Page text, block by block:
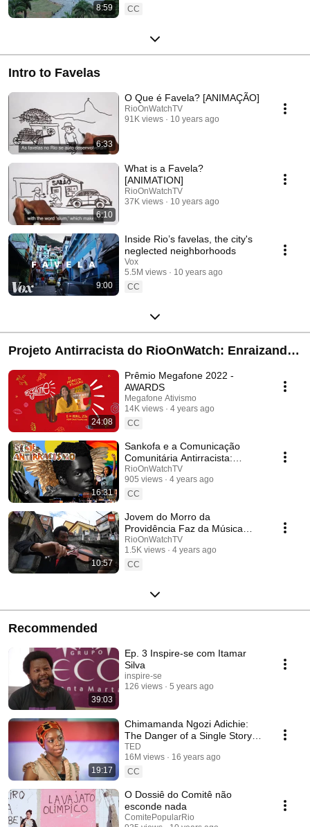
8:59
CC
Intro to Favelas
6:33
O Que é Favela? [ANIMAÇÃO]
RioOnWatchTV
91K views
10 years ago
6:10
What is a Favela?
[ANIMATION]
RioOnWatchTV
37K views
10 years ago
9:00
Inside Rio’s favelas, the city's
neglected neighborhoods
Vox
5.5M views
10 years ago
CC
Projeto Antirracista do RioOnWatch: Enraizando
o Antirracismo nas Favelas
24:08
Prêmio Megafone 2022 -
AWARDS
Megafone Ativismo
14K views
4 years ago
CC
16:31
Sankofa e a Comunicação
Comunitária Antirracista:
Encerrando 'Enraizando o
Antirracismo nas Favelas'
RioOnWatchTV
905 views
4 years ago
CC
10:57
Jovem do Morro da
Providência Faz da Música
Instrumento de Transformação
Social [English available]
RioOnWatchTV
1.5K views
4 years ago
CC
Recommended
39:03
Ep. 3 Inspire-se com Itamar
Silva
inspire-se
126 views
5 years ago
19:17
Chimamanda Ngozi Adichie:
The Danger of a Single Story |
TED
TED
16M views
16 years ago
CC
O Dossiê do Comitê não
esconde nada
ComitePopularRio